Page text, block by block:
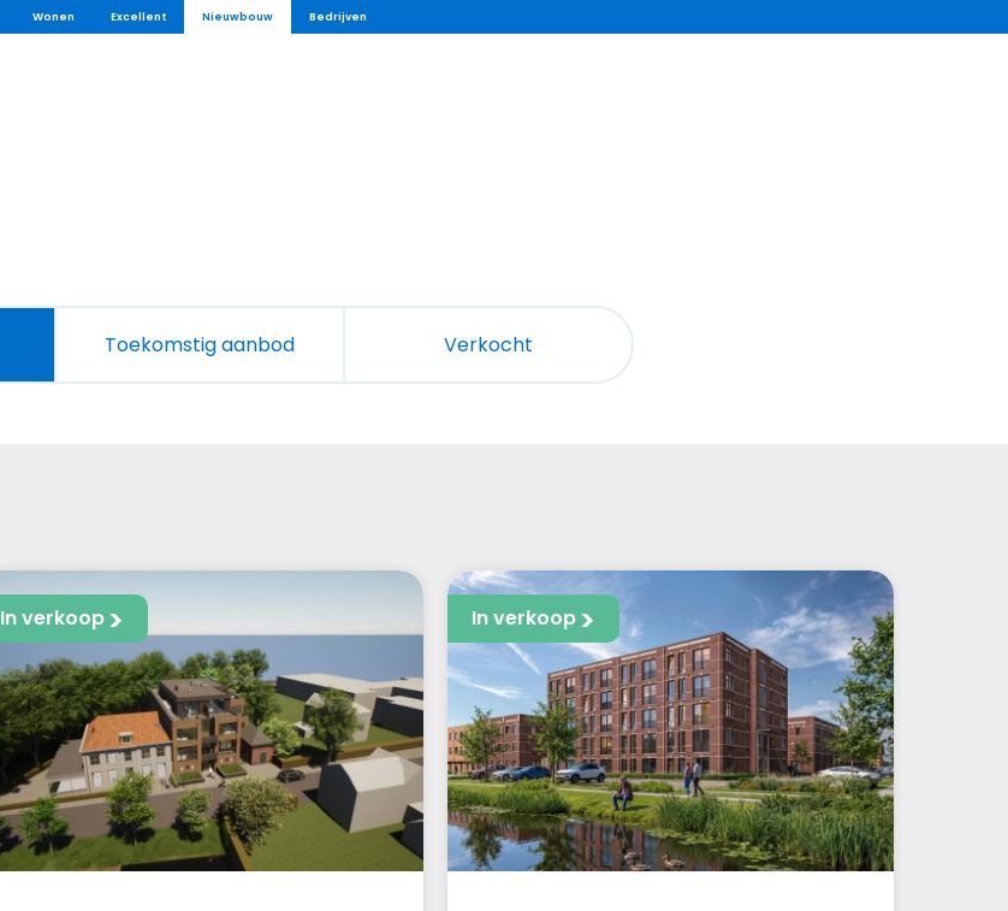
Wonen Excellent Nieuwbouw Bedrijven
Toekomstig aanbod Verkocht
In verkoop In verkoop